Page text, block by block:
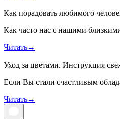
Как порадовать любимого
Как часто нас с нашими
Читать→
Уход за цветами. Инструкция
Если Вы стали счастливым
Читать→